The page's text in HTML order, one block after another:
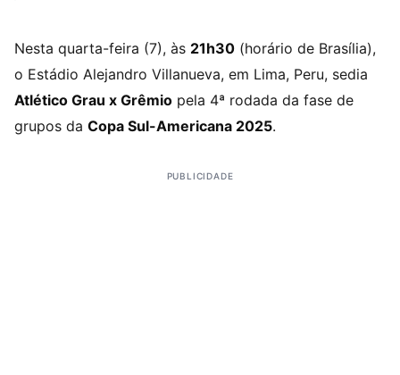
Nesta quarta-feira (7), às 21h30 (horário de Brasília),
o Estádio Alejandro Villanueva, em Lima, Peru, sedia
Atlético Grau x Grêmio pela 4ª rodada da fase de
grupos da Copa Sul-Americana 2025.
PUBLICIDADE